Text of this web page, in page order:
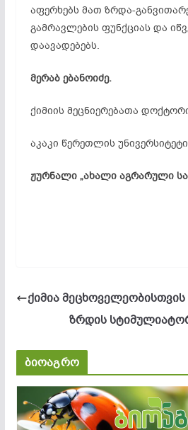
აფერხებს მათ ზრდა-
გამრავლების ფუნქციას და
დაავადებებს.
მერაბ ებანოიძე.
ქიმიის მეცნიერებათა
აკაკი წერეთლის უნივერსიტეტი
ჟურნალი „ახალი აგრარული
ქიმია მეცხოველეობისთვის
ზრდის
ბიოაგრო